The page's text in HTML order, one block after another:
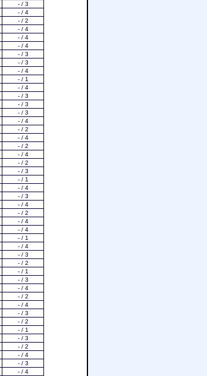
- / 3
- / 4
- / 2
- / 4
- / 4
- / 4
- / 3
- / 3
- / 4
- / 1
- / 4
- / 3
- / 3
- / 3
- / 4
- / 2
- / 4
- / 2
- / 4
- / 2
- / 3
- / 1
- / 4
- / 3
- / 4
- / 2
- / 4
- / 4
- / 1
- / 4
- / 3
- / 2
- / 1
- / 3
- / 4
- / 2
- / 4
- / 3
- / 2
- / 1
- / 3
- / 2
- / 4
- / 3
- / 4